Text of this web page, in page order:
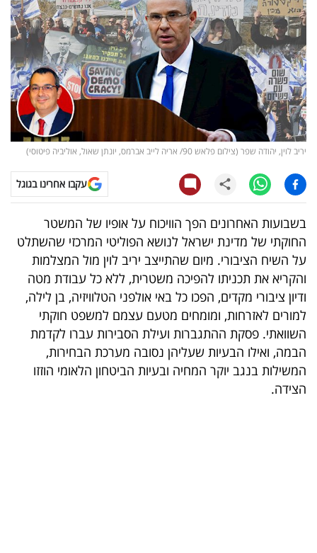
ומחקרים
דעות
רכילות
עסקית
קריפטו
טלוויזיה
עסקי
ספורט
קריירה
ולימודים
מינויים
רייטינג
יריב לוין, יהודה שפר (צילום פלאש 90/ אריה לייב אברמס, יונתן שאול, אוליביה פיטוסי)
עקבו אחרינו בגוגל
בשבועות האחרונים הפך הוויכוח על אופיו של המשטר
החוקתי של מדינת ישראל לנושא הפוליטי המרכזי שהשתלט
על השיח הציבורי. מיום שהתייצב יריב לוין מול המצלמות
והקריא את תכניתו להפיכה משטרית, ללא כל עבודת מטה
ודיון ציבורי מקדים, הפכו כל באי אולפני הטלוויזיה, בן לילה,
למורים לאזרחות, ומומחים מטעם עצמם למשפט חוקתי
השוואתי. פסקת ההתגברות ועילת הסבירות עברו לקדמת
הבמה, ואילו הבעיות שעליהן נסובה מערכת הבחירות,
המשילות בנגב יוקר המחיה ובעיות הביטחון הלאומי הוזזו
הצידה.